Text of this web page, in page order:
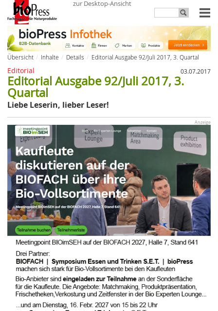
zur Desktop-Ansicht
Übersicht Inhalte Details Editorial Ausgabe 92/Juli 2017, 3. Quartal
Editorial 03.07.2017
Editorial Ausgabe 92/Juli 2017, 3.
Quartal
Liebe Leserin, lieber Leser!
Anzeige